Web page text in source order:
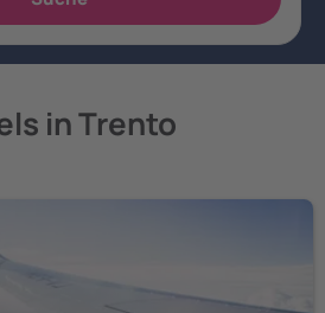
in Trento